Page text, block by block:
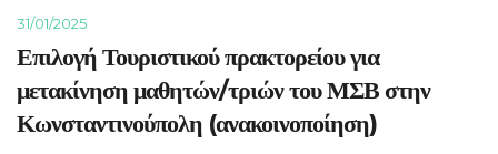
31/01/2025
Επιλογή Τουριστικού πρακτορείου για
μετακίνηση μαθητών/τριών του ΜΣΒ στην
Κωνσταντινούπολη (ανακοινοποίηση)